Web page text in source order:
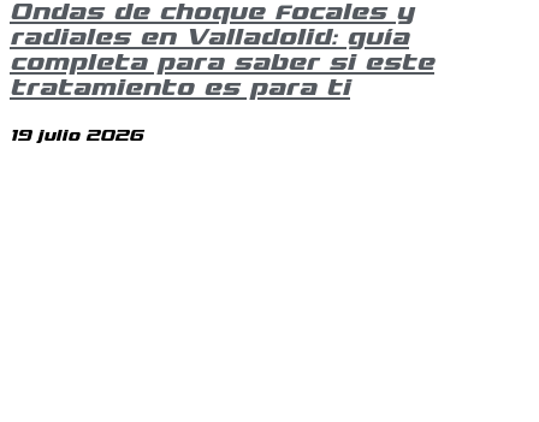
Ondas de choque focales y
radiales en Valladolid: guía
completa para saber si este
tratamiento es para ti
19 julio 2026